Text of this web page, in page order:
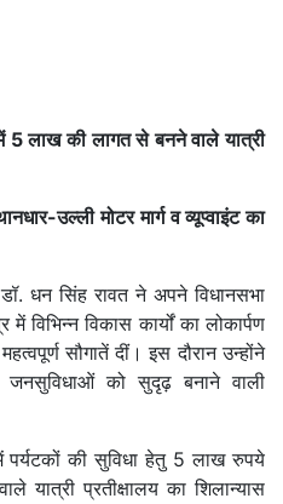
5 लाख की लागत से बनने वाले यात्री
उल्ली मोटर मार्ग व व्यूप्वाइंट का
धन सिंह रावत ने अपने विधानसभा
में विभिन्न विकास कार्यों का लोकार्पण
सौगातें दीं। इस दौरान उन्होंने
जनसुविधाओं को सुदृढ़ बनाने वाली
पर्यटकों की सुविधा हेतु 5 लाख रुपये
यात्री प्रतीक्षालय का शिलान्यास